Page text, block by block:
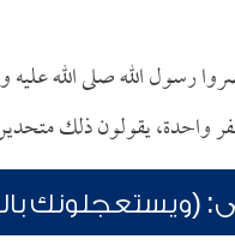
رسول الله صلى الله عليه
يقولون ذلك متحدين
(ويستعجلونك